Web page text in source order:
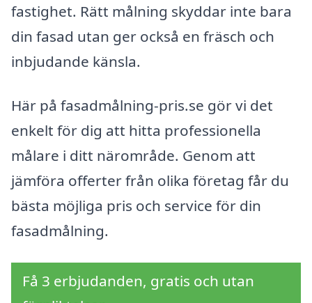
fastighet. Rätt målning skyddar inte bara
din fasad utan ger också en fräsch och
inbjudande känsla.
Här på fasadmålning-pris.se gör vi det
enkelt för dig att hitta professionella
målare i ditt närområde. Genom att
jämföra offerter från olika företag får du
bästa möjliga pris och service för din
fasadmålning.
Få 3 erbjudanden, gratis och utan